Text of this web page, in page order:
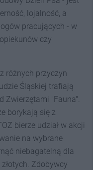
lojalność, a
pracujących - w
czy
różnych przyczyn
Śląskiej trafiają
Zwierzętami "Fauna".
borykają się z
bierze udział w akcji
na wybrane
niebagatelną dla
Zdobywcy